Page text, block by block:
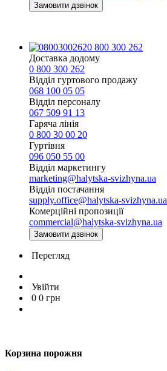
Замовити дзвінок
0 800 300 262
Доставка додому
0 800 300 262
Відділ гуртового продажу
068 100 05 05​
Відділ персоналу
067 509 91 13
Гаряча лінія
0 800 30 00 20
Гуртівня
096 050 55 00
Відділ маркетингу
marketing@halytska-svizhyna.ua
Відділ постачання
supply.office@halytska-svizhyna.ua
Комерційні пропозиції
commercial@halytska-svizhyna.ua
Замовити дзвінок
Перегляд
Увійти
0 0 грн
Корзина порожня